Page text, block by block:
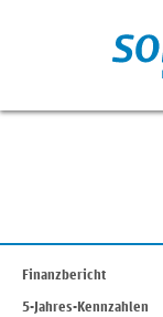
Finanzbericht
5-Jahres-Kennzahlen